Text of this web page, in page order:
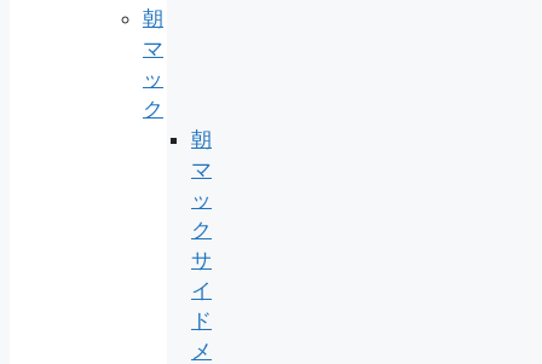
朝
マ
ッ
ク
朝
マ
ッ
ク
サ
イ
ド
メ